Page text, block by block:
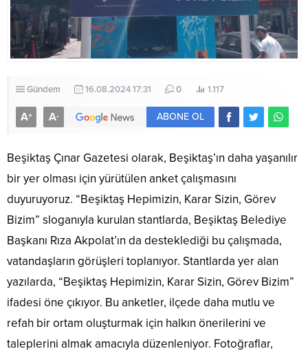
Gündem 16.08.2024 17:31 0 1.117
A+ A- ABONE OL
Beşiktaş Çınar Gazetesi olarak, Beşiktaş’ın daha yaşanılır
bir yer olması için yürütülen anket çalışmasını
duyuruyoruz. “Beşiktaş Hepimizin, Karar Sizin, Görev
Bizim” sloganıyla kurulan stantlarda, Beşiktaş Belediye
Başkanı Rıza Akpolat’ın da desteklediği bu çalışmada,
vatandaşların görüşleri toplanıyor. Stantlarda yer alan
yazılarda, “Beşiktaş Hepimizin, Karar Sizin, Görev Bizim”
ifadesi öne çıkıyor. Bu anketler, ilçede daha mutlu ve
refah bir ortam oluşturmak için halkın önerilerini ve
taleplerini almak amacıyla düzenleniyor. Fotoğraflar,